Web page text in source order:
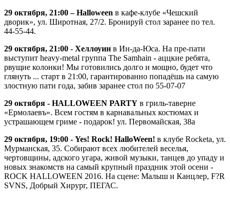
29 октября, 21:00 – Halloween в кафе-клубе «Чешский
дворик», ул. Широтная, 27/2. Бронируй стол заранее по тел.
44-55-44.
29 октября, 21:00 - Хеллоуин в Ин-да-Юса. На пре-пати
выступит heavy-metal группа The Samhain - аццкие ребята,
рвущие колонки! Мы готовились долго и мощно, будет что
глянуть ... старт в 21:00, гарантированно попадёшь на самую
злостную пати года, забив заранее стол по 55-07-07
29 октября - HALLOWEEN PARTY в гриль-таверне
«Ермолаевъ». Всем гостям в карнавальных костюмах и
устрашающем гриме - подарок! ул. Первомайская, 38а
29 октября, 19:00 - Yes! Rock! HalloWeen! в клубе Rocketa, ул.
Мурманская, 35. Собирают всех любителей веселья,
чертовщины, адского угара, живой музыки, танцев до упаду и
новых знакомств на самый крупный праздник этой осени -
ROCK HALLOWEEN 2016. На сцене: Малыш и Канцлер, F?R
SVNS, Добрый Хирург, ПЕГАС.